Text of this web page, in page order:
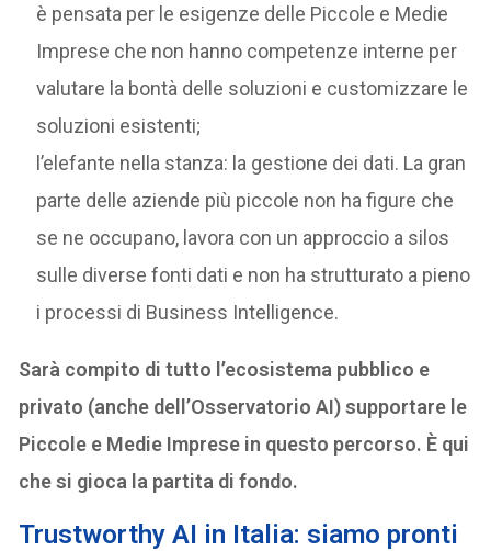
è pensata per le esigenze delle Piccole e Medie
Imprese che non hanno competenze interne per
valutare la bontà delle soluzioni e customizzare le
soluzioni esistenti;
l’elefante nella stanza: la gestione dei dati. La gran
parte delle aziende più piccole non ha figure che
se ne occupano, lavora con un approccio a silos
sulle diverse fonti dati e non ha strutturato a pieno
i processi di Business Intelligence.
Sarà compito di tutto l’ecosistema pubblico e
privato (anche dell’Osservatorio AI) supportare le
Piccole e Medie Imprese in questo percorso. È qui
che si gioca la partita di fondo.
Trustworthy AI in Italia: siamo pronti